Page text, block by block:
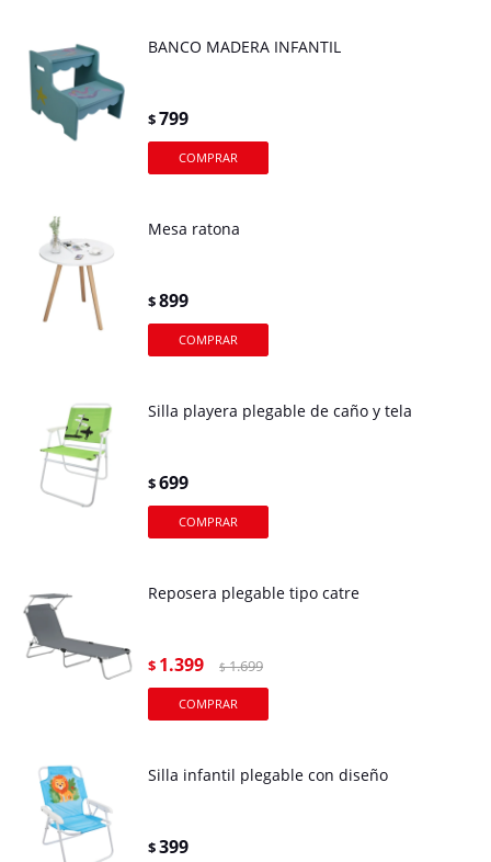
BANCO MADERA INFANTIL
$799
Mesa ratona
$899
Silla playera plegable de caño y tela
$699
Reposera plegable tipo catre
$ 1.399 $ 1.699
Silla infantil plegable con diseño
$399